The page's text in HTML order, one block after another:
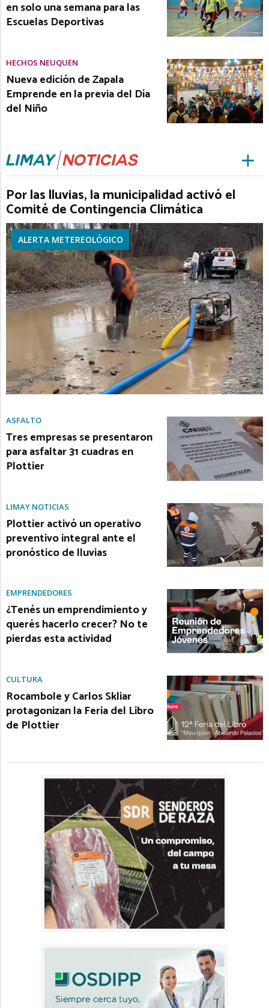
en solo una semana para las
Escuelas Deportivas
HECHOS NEUQUÉN
Nueva edición de Zapala
Emprende en la previa del Día
del Niño
Por las lluvias, la municipalidad activó el
Comité de Contingencia Climática
ALERTA METEREOLÓGICO
ASFALTO
Tres empresas se presentaron
para asfaltar 31 cuadras en
Plottier
LIMAY NOTICIAS
Plottier activó un operativo
preventivo integral ante el
pronóstico de lluvias
EMPRENDEDORES
¿Tenés un emprendimiento y
querés hacerlo crecer? No te
pierdas esta actividad
CULTURA
Rocambole y Carlos Skliar
protagonizan la Feria del Libro
de Plottier